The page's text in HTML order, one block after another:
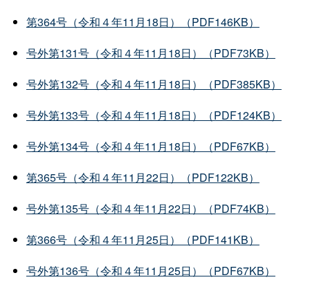
第364号（令和４年11月18日）（PDF146KB）
号外第131号（令和４年11月18日）（PDF73KB）
号外第132号（令和４年11月18日）（PDF385KB）
号外第133号（令和４年11月18日）（PDF124KB）
号外第134号（令和４年11月18日）（PDF67KB）
第365号（令和４年11月22日）（PDF122KB）
号外第135号（令和４年11月22日）（PDF74KB）
第366号（令和４年11月25日）（PDF141KB）
号外第136号（令和４年11月25日）（PDF67KB）